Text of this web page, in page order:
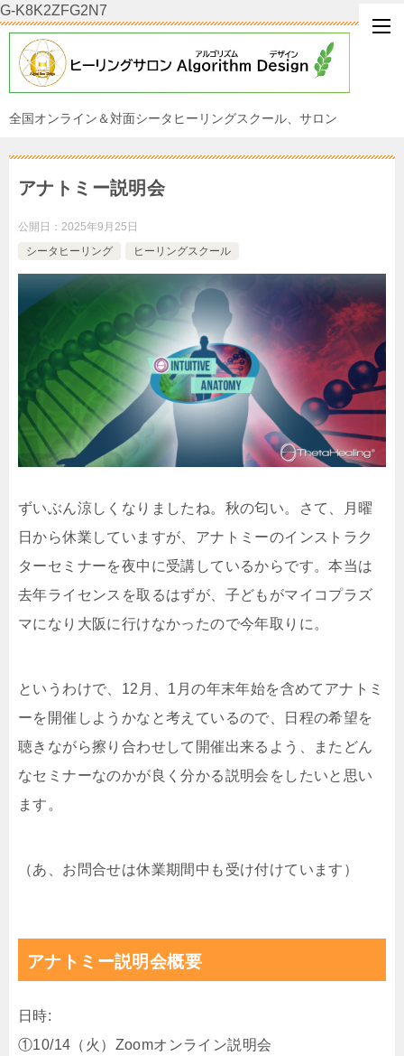
G-K8K2ZFG2N7
全国オンライン＆対面シータヒーリングスクール、サロン
アナトミー説明会
公開日： 2025年9月25日
シータヒーリング
ヒーリングスクール
ずいぶん涼しくなりましたね。秋の匂い。さて、月曜
日から休業していますが、アナトミーのインストラク
ターセミナーを夜中に受講しているからです。本当は
去年ライセンスを取るはずが、子どもがマイコプラズ
マになり大阪に行けなかったので今年取りに。
というわけで、12月、1月の年末年始を含めてアナトミ
ーを開催しようかなと考えているので、日程の希望を
聴きながら擦り合わせして開催出来るよう、またどん
なセミナーなのかが良く分かる説明会をしたいと思い
ます。
（あ、お問合せは休業期間中も受け付けています）
アナトミー説明会概要
日時:
①10/14（火）Zoomオンライン説明会